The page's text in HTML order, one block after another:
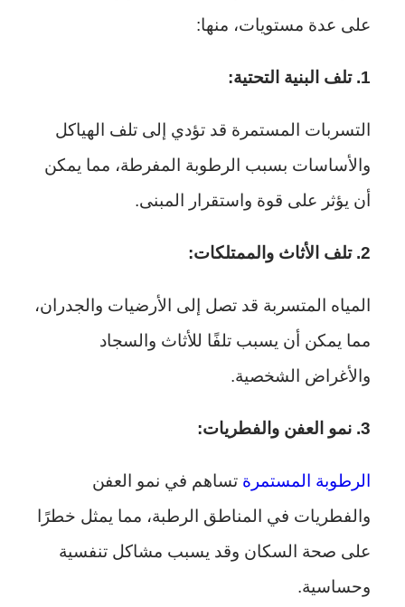
على عدة مستويات، منها:
1. تلف البنية التحتية:
التسربات المستمرة قد تؤدي إلى تلف الهياكل
والأساسات بسبب الرطوبة المفرطة، مما يمكن
أن يؤثر على قوة واستقرار المبنى.
2. تلف الأثاث والممتلكات:
المياه المتسربة قد تصل إلى الأرضيات والجدران،
مما يمكن أن يسبب تلفًا للأثاث والسجاد
والأغراض الشخصية.
3. نمو العفن والفطريات:
الرطوبة المستمرة تساهم في نمو العفن
والفطريات في المناطق الرطبة، مما يمثل خطرًا
على صحة السكان وقد يسبب مشاكل تنفسية
وحساسية.